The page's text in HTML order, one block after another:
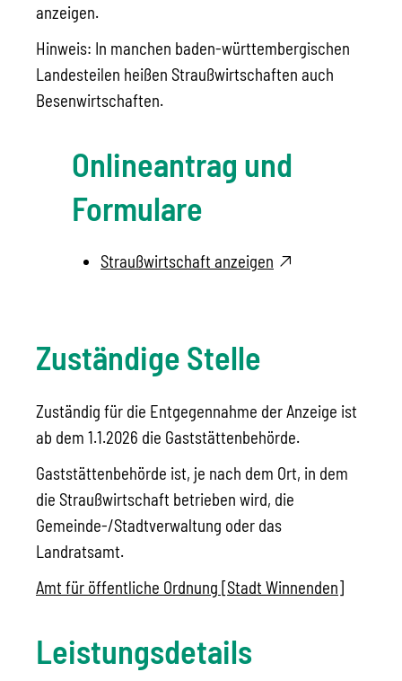
anzeigen.
Hinweis: In manchen baden-württembergischen
Landesteilen heißen Straußwirtschaften auch
Besenwirtschaften.
Onlineantrag und
Formulare
Straußwirtschaft anzeigen
Zuständige Stelle
Zuständig für die Entgegennahme der Anzeige ist
ab dem 1.1.2026 die Gaststättenbehörde.
Gaststättenbehörde ist, je nach dem Ort, in dem
die Straußwirtschaft betrieben wird, die
Gemeinde-/Stadtverwaltung oder das
Landratsamt.
Amt für öffentliche Ordnung [Stadt Winnenden]
Leistungsdetails